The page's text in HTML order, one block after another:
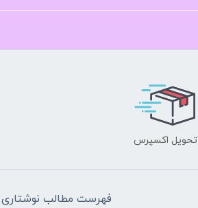
تحویل اکسپرس
فهرست مطالب نوشتاری